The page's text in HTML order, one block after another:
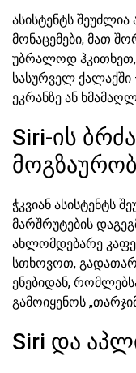
ასისტენტს
მონაცემები, მათ
უბრალოდ
სასურველ ქალაქში
ეკრანზე ან
Siri-ის
ჭკვიან ასისტენტს
მარშრუტების
ახლომდებარე
სთხოვოთ,
ენებიდან,
გამოიყენოს
Siri და